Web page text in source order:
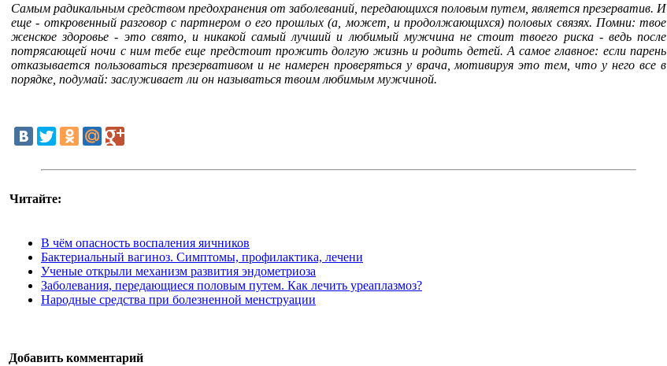
Самым радикальным средством предохранения от заболеваний, передающихся половым путем, является презерватив. И
еще - откровенный разговор с партнером о его прошлых (а, может, и продолжающихся) половых связях. Помни: твое
женское здоровье - это свято, и никакой самый лучший и любимый мужчина не стоит твоего риска - ведь после
потрясающей ночи с ним тебе еще предстоит прожить долгую жизнь и родить детей. А самое главное: если парень
отказывается пользоваться презервативом и не намерен проверяться у врача, мотивируя это тем, что у него все в
порядке, подумай: заслуживает ли он называться твоим любимым мужчиной.
Читайте:
В чём опасность воспаления яичников
Бактериальный вагиноз. Симптомы, профилактика, лечени
Ученые открыли механизм развития эндометриоза
Заболевания, передающиеся половым путем. Как лечить уреаплазмоз?
Народные средства при болезненной менструации
Добавить комментарий